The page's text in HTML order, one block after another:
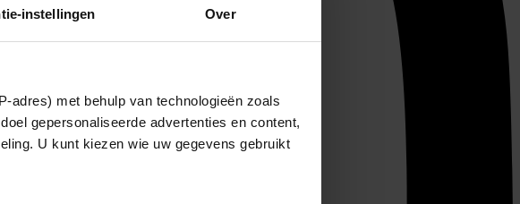
instellingen Over
adres) met behulp van technologieën zoals
gepersonaliseerde advertenties en content,
U kunt kiezen wie uw gegevens gebruikt